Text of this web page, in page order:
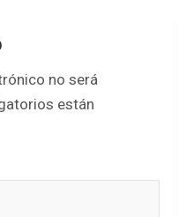
no será
están